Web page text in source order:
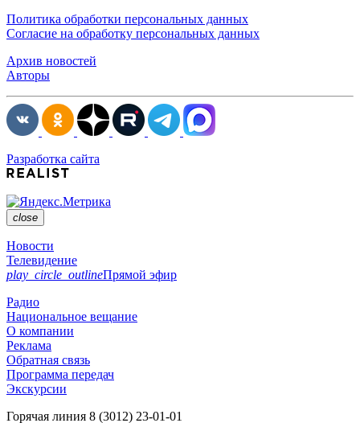
Политика обработки персональных данных
Согласие на обработку персональных данных
Архив новостей
Авторы
Разработка сайта
close
Новости
Телевидение
play_circle_outlineПрямой эфир
Радио
Национальное вещание
О компании
Реклама
Обратная связь
Программа передач
Экскурсии
Горячая линия 8 (3012) 23-01-01